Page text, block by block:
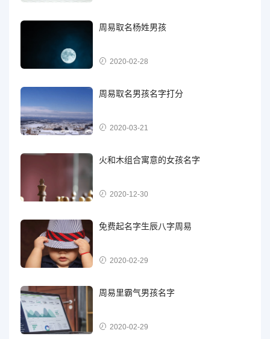
周易取名杨姓男孩
2020-02-28
周易取名男孩名字打分
2020-03-21
火和木组合寓意的女孩名字
2020-12-30
免费起名字生辰八字周易
2020-02-29
周易里霸气男孩名字
2020-02-29